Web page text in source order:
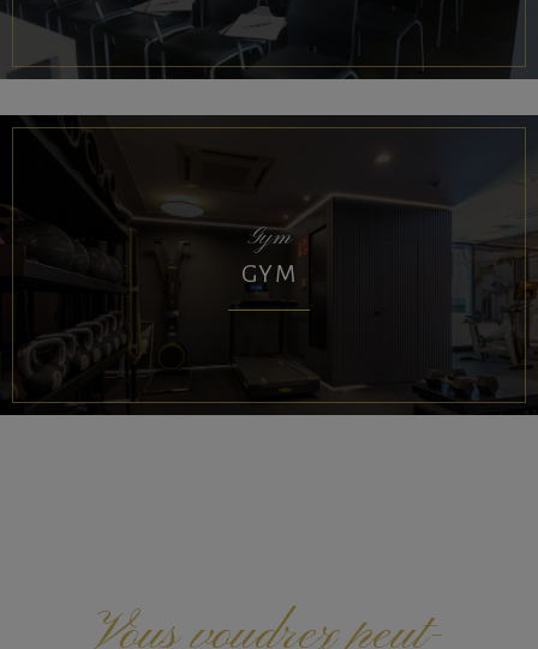
Gym
GYM
Vous voudrez peut-